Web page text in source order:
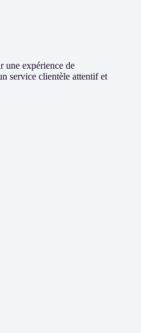
une expérience de
service clientèle attentif et